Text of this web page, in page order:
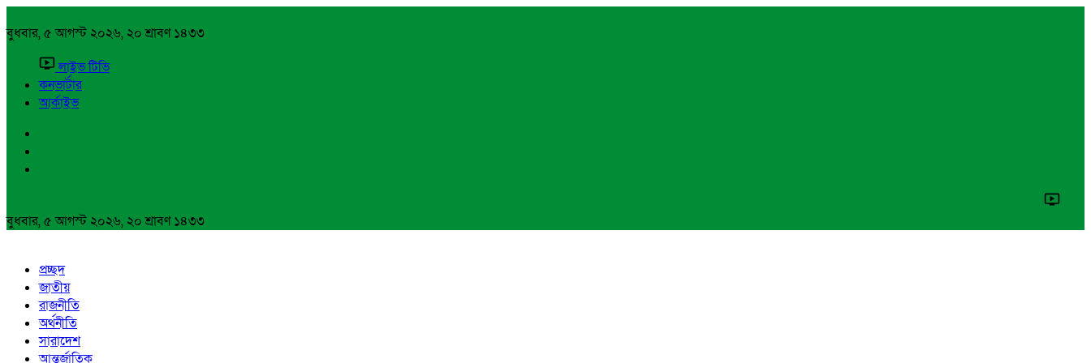
বুধবার, ৫ আগস্ট ২০২৬, ২০ শ্রাবণ ১৪৩৩
লাইভ টিভি
কনভার্টার
আর্কাইভ
বুধবার, ৫ আগস্ট ২০২৬, ২০ শ্রাবণ ১৪৩৩
প্রচ্ছদ
জাতীয়
রাজনীতি
অর্থনীতি
সারাদেশ
আন্তর্জাতিক